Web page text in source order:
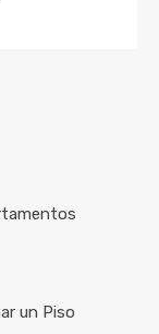
un Piso